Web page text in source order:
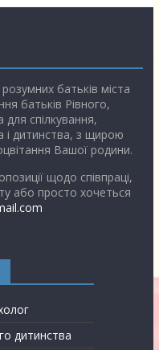
батьків міста
батьків Рівного,
спілкування,
і дитинства, з щирою
Вашої родини.
щодо співпраці,
або просто хочеться
дитинства